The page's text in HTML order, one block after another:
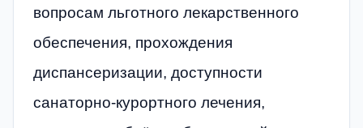
вопросам льготного лекарственного
обеспечения, прохождения
диспансеризации, доступности
санаторно-курортного лечения,